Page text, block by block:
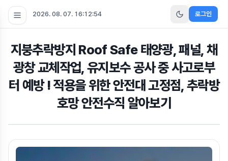
2026. 08. 07. 16:12:55 로그인
지붕추락방지 Roof Safe 태양광, 패널, 채
광창 교체작업, 유지보수 공사 중 사고로부
터 예방 ! 적용을 위한 안전대 고정점, 추락방
호망 안전수직 알아보기